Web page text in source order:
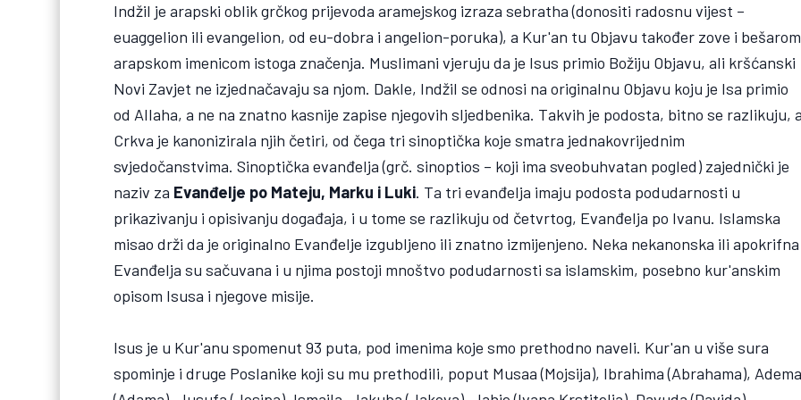
Indžil je arapski oblik grčkog prijevoda aramejskog izraza sebratha (donositi radosnu vijest –
euaggelion ili evangelion, od eu-dobra i angelion-poruka), a Kur'an tu Objavu također zove i
arapskom imenicom istoga značenja. Muslimani vjeruju da je Isus primio Božiju Objavu, ali kršćanski
Novi Zavjet ne izjednačavaju sa njom. Dakle, Indžil se odnosi na originalnu Objavu koju je Isa primio
od Allaha, a ne na znatno kasnije zapise njegovih sljedbenika. Takvih je podosta, bitno se razlikuju, a
Crkva je kanonizirala njih četiri, od čega tri sinoptička koje smatra jednakovrijednim
svjedočanstvima. Sinoptička evanđelja (grč. sinoptios – koji ima sveobuhvatan pogled) zajednički je
naziv za Evanđelje po Mateju, Marku i Luki. Ta tri evanđelja imaju podosta podudarnosti u
prikazivanju i opisivanju događaja, i u tome se razlikuju od četvrtog, Evanđelja po Ivanu. Islamska
misao drži da je originalno Evanđelje izgubljeno ili znatno izmijenjeno. Neka nekanonska ili apokrifna
Evanđelja su sačuvana i u njima postoji mnoštvo podudarnosti sa islamskim, posebno kur'anskim
opisom Isusa i njegove misije.
Isus je u Kur'anu spomenut 93 puta, pod imenima koje smo prethodno naveli. Kur'an u više sura
spominje i druge Poslanike koji su mu prethodili, poput Musaa (Mojsija), Ibrahima (Abrahama), Adema